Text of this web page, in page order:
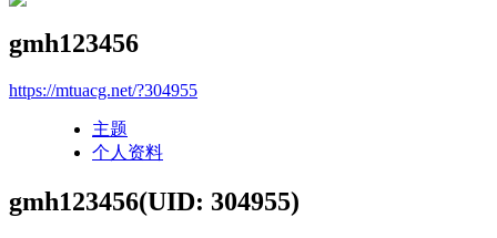
gmh123456
https://mtuacg.net/?304955
主题
个人资料
gmh123456(UID: 304955)